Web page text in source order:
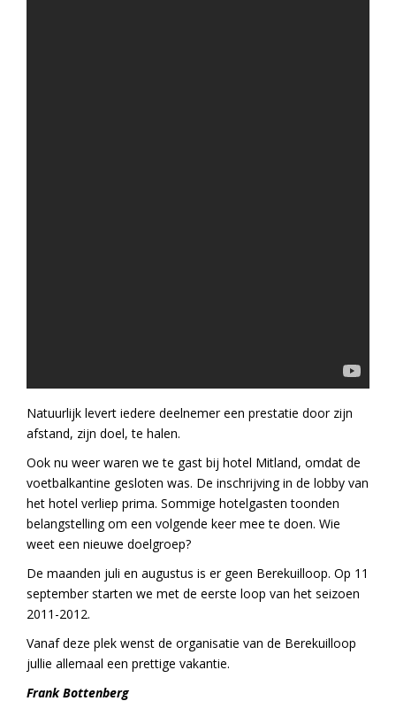
Natuurlijk levert iedere deelnemer een prestatie door zijn
afstand, zijn doel, te halen.
Ook nu weer waren we te gast bij hotel Mitland, omdat de
voetbalkantine gesloten was. De inschrijving in de lobby van
het hotel verliep prima. Sommige hotelgasten toonden
belangstelling om een volgende keer mee te doen. Wie
weet een nieuwe doelgroep?
De maanden juli en augustus is er geen Berekuilloop. Op 11
september starten we met de eerste loop van het seizoen
2011-2012.
Vanaf deze plek wenst de organisatie van de Berekuilloop
jullie allemaal een prettige vakantie.
Frank Bottenberg